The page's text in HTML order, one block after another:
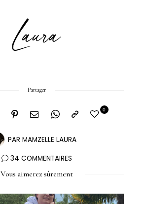
Partager
PAR MAMZELLE LAURA
0
34 COMMENTAIRES
Vous aimerez sûrement